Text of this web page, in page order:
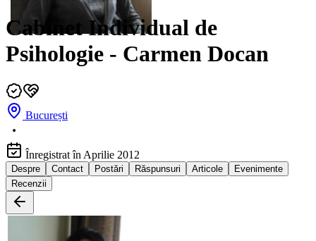
Cabinet Individual de
Psihologie - Carmen Docan
București
Înregistrat în Aprilie 2012
Despre Contact Postări Răspunsuri Articole
Evenimente
Recenzii